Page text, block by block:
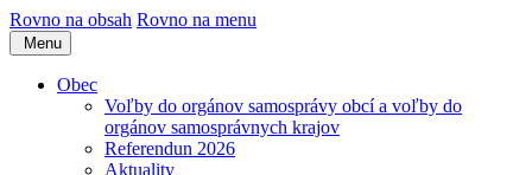
Rovno na obsah Rovno na menu
Menu
Obec
Voľby do orgánov samosprávy obcí a voľby do
orgánov samosprávnych krajov
Referendun 2026
Aktuality